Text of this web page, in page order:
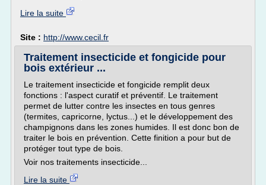
Lire la suite
Site : http://www.cecil.fr
Traitement insecticide et fongicide pour
bois extérieur ...
Le traitement insecticide et fongicide remplit deux
fonctions : l'aspect curatif et préventif. Le traitement
permet de lutter contre les insectes en tous genres
(termites, capricorne, lyctus...) et le développement des
champignons dans les zones humides. Il est donc bon de
traiter le bois en prévention. Cette finition a pour but de
protéger tout type de bois.
Voir nos traitements insecticide...
Lire la suite